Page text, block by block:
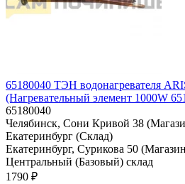
65180040 ТЭН водонагревателя
(Нагревательный элемент 1000W
65180040
Челябинск, Сони Кривой 38
Екатеринбург (Склад)
Екатеринбург, Сурикова 50
Центральный (Базовый) склад
1790 ₽